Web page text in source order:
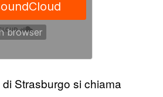
Strasburgo si chiama